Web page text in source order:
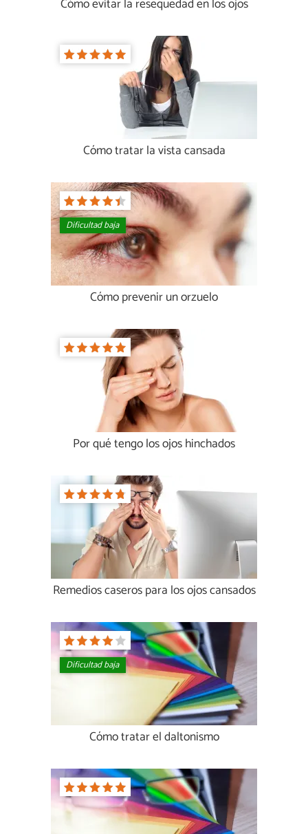
Cómo evitar la resequedad en los ojos
Cómo tratar la vista cansada
Dificultad baja
Cómo prevenir un orzuelo
Por qué tengo los ojos hinchados
Remedios caseros para los ojos cansados
Dificultad baja
Cómo tratar el daltonismo